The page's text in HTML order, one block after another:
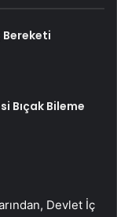
Bereketi
Bıçak Bileme
Devlet İç